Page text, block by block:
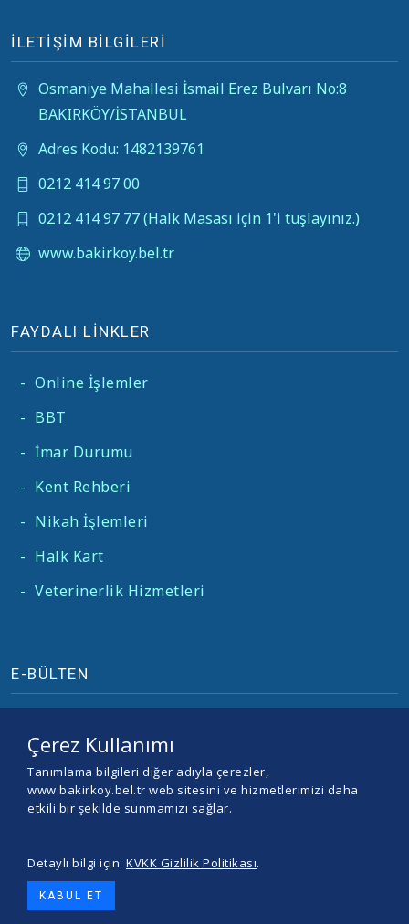
İLETİŞİM BİLGİLERİ
Osmaniye Mahallesi İsmail Erez Bulvarı No:8
BAKIRKÖY/İSTANBUL
Adres Kodu: 1482139761
0212 414 97 00
0212 414 97 77 (Halk Masası için 1'i tuşlayınız.)
www.bakirkoy.bel.tr
FAYDALI LİNKLER
- Online İşlemler
- BBT
- İmar Durumu
- Kent Rehberi
- Nikah İşlemleri
- Halk Kart
- Veterinerlik Hizmetleri
E-BÜLTEN
© 2026 BAKIRKÖY BELEDİYESİ -
Çerez Kullanımı
Tanımlama bilgileri diğer adıyla çerezler,
www.bakirkoy.bel.tr web sitesini ve hizmetlerimizi daha
etkili bir şekilde sunmamızı sağlar.
Detaylı bilgi için KVKK Gizlilik Politikası.
KABUL ET